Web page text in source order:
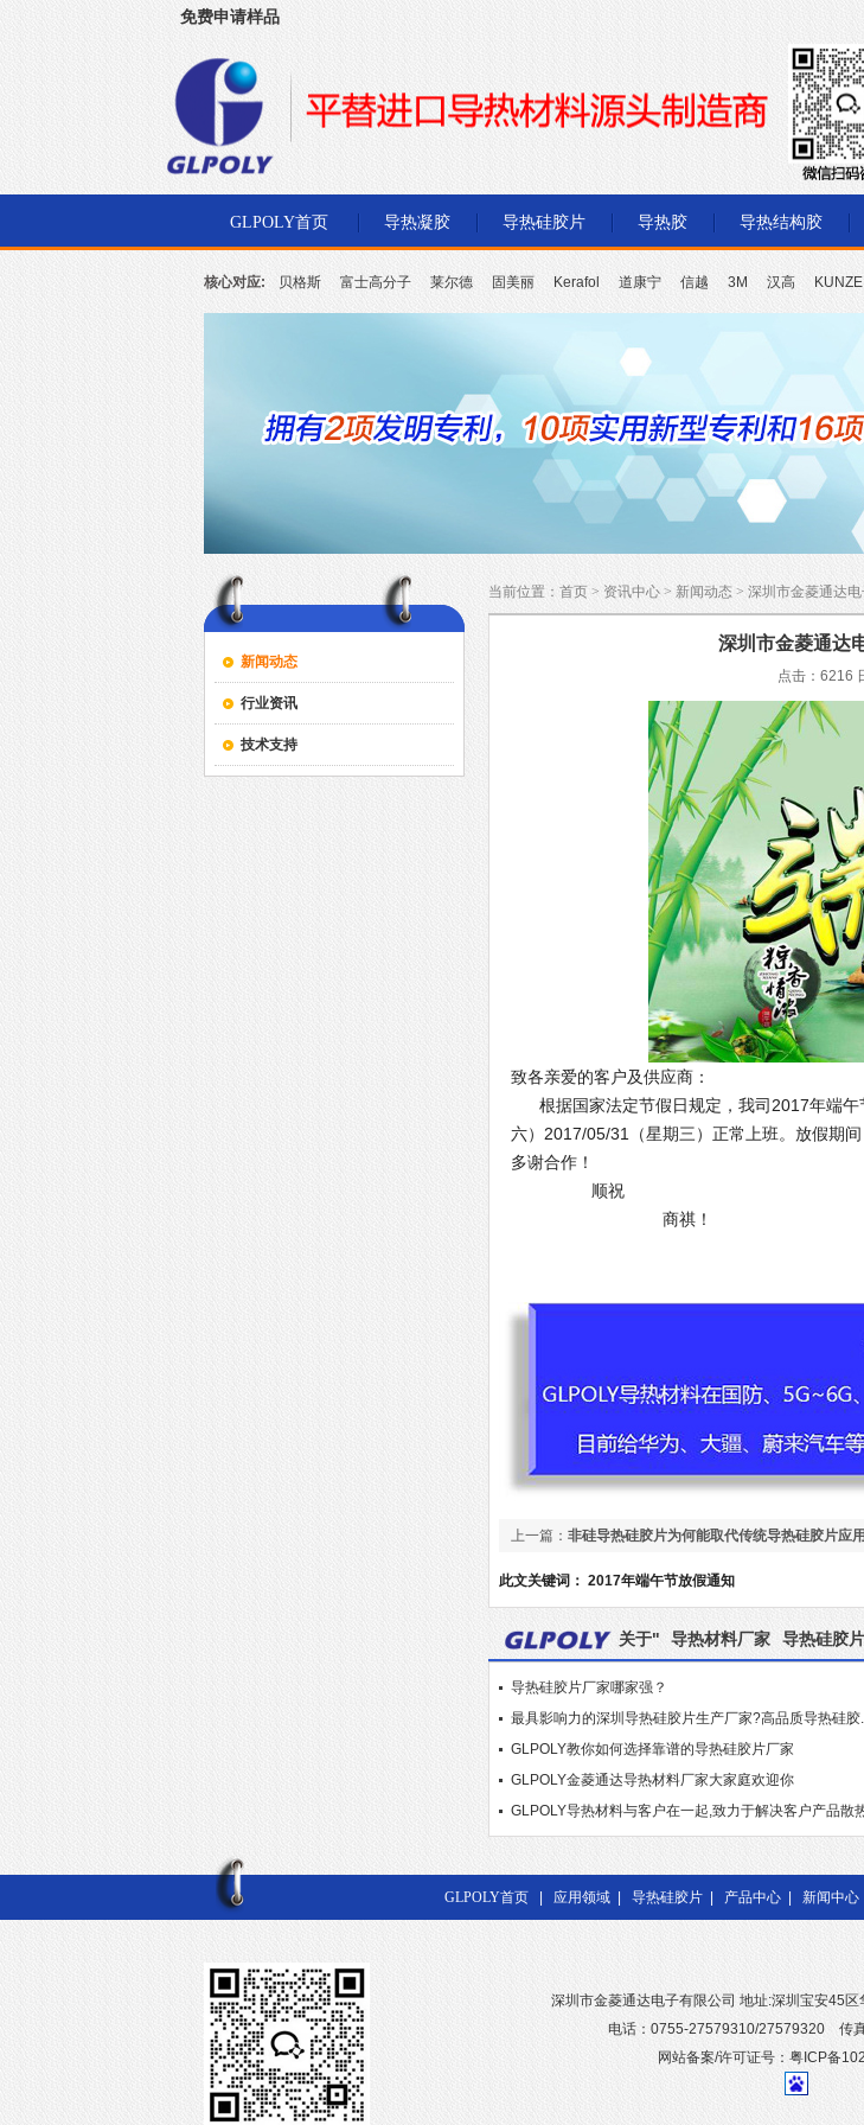
免费申请样品
GLPOLY首页 导热凝胶 导热硅胶片 导热胶 导热结构胶
核心对应: 贝格斯 富士高分子 莱尔德 固美丽 Kerafol 道康宁 信越 3M 汉高 KUNZE
新闻动态
行业资讯
技术支持
当前位置： 首页 > 资讯中心 > 新闻动态 > 深圳市金菱通达
深圳市金菱通达
点击：6216
致各亲爱的客户及供应商：
根据国家法定节假日规定，我司2017年端午
六）2017/05/31（星期三）正常上班。放假期
多谢合作！
顺祝
商祺！
深圳市金菱通达
2017年5
上一篇： 非硅导热硅胶片为何能取代传统导热硅胶片应
户激光设备上
此文关键词： 2017年端午节放假通知
关于" 导热材料厂家 导热硅胶
导热硅胶片厂家哪家强？
最具影响力的深圳导热硅胶片生产厂家?高品质导热硅胶
GLPOLY教你如何选择靠谱的导热硅胶片厂家
GLPOLY金菱通达导热材料厂家大家庭欢迎你
GLPOLY导热材料与客户在一起,致力于解决客户产品散
GLPOLY首页 应用领域 导热硅胶片 产品中心 新闻中心
深圳市金菱通达电子有限公司 地址:深圳宝安45
电话：0755-27579310/27579320 传
网站备案/许可证号：粤ICP备